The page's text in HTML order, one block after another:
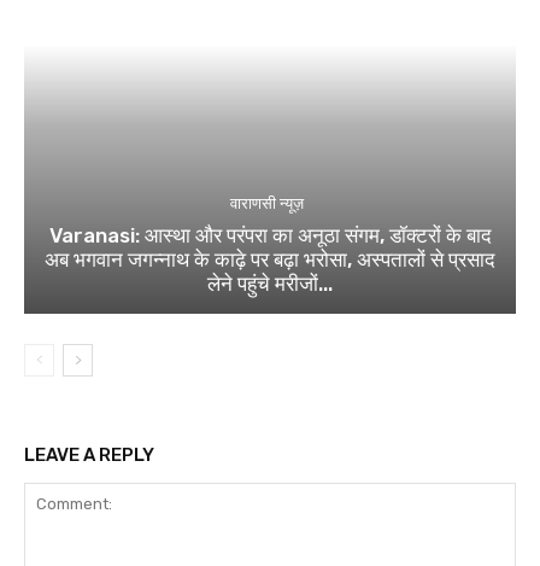
वाराणसी न्यूज़
Varanasi: आस्था और परंपरा का अनूठा संगम, डॉक्टरों के बाद
अब भगवान जगन्नाथ के काढ़े पर बढ़ा भरोसा, अस्पतालों से प्रसाद
लेने पहुंचे मरीजों...
LEAVE A REPLY